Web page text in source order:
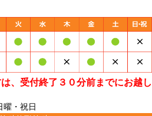
、受付終了３０分前までにお越し
曜・祝日